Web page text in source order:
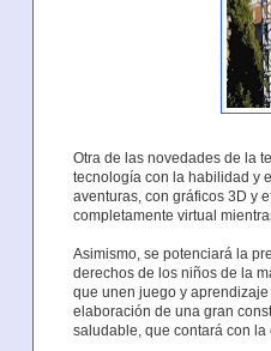
Otra de las novedades de la
tecnología con la habilidad y
aventuras, con gráficos 3D y
completamente virtual
Asimismo, se potenciará la
derechos de los niños de la
que unen juego y
elaboración de una gran
saludable, que contará con